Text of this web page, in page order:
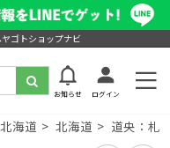
ゴトショップナビ
お知らせ ログイン
北海道 北海道 道央：札